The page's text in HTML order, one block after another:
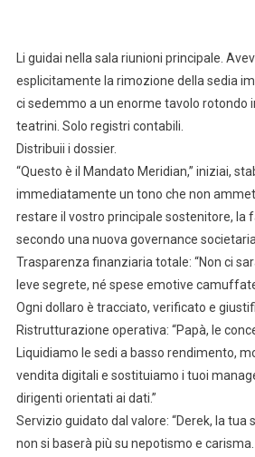
Li guidai nella sala riunioni principale.
esplicitamente la rimozione della sedia
ci sedemmo a un enorme tavolo rotondo
teatrini. Solo registri contabili.
Distribuii i dossier.
“Questo è il Mandato Meridian,” iniziai,
immediatamente un tono che non
restare il vostro principale sostenitore, la
secondo una nuova governance
Trasparenza finanziaria totale: “Non ci
leve segrete, né spese emotive
Ogni dollaro è tracciato, verificato e
Ristrutturazione operativa: “Papà, le
Liquidiamo le sedi a basso rendimento,
vendita digitali e sostituiamo i tuoi
dirigenti orientati ai dati.”
Servizio guidato dal valore: “Derek, la tua
non si baserà più su nepotismo e